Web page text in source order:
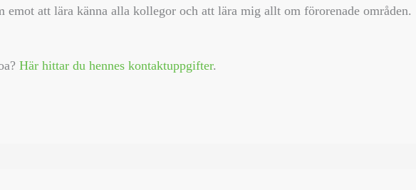
emot att lära känna alla kollegor och att lära mig allt om förorenade områden.
Här hittar du hennes kontaktuppgifter.